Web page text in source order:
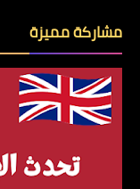
مشاركة مميزة